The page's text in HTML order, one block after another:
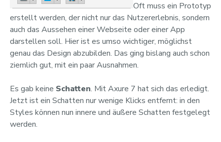
Oft muss ein Prototyp
erstellt werden, der nicht nur das Nutzererlebnis, sondern
auch das Aussehen einer Webseite oder einer App
darstellen soll. Hier ist es umso wichtiger, möglichst
genau das Design abzubilden. Das ging bislang auch schon
ziemlich gut, mit ein paar Ausnahmen.
Es gab keine Schatten. Mit Axure 7 hat sich das erledigt.
Jetzt ist ein Schatten nur wenige Klicks entfernt: in den
Styles können nun innere und äußere Schatten festgelegt
werden.